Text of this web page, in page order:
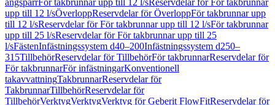
ångspärrFör takbrunnar upp till 12 l/sReservdelar för För takbrunnar
upp till 12 l/sÖverloppReservdelar för ÖverloppFör takbrunnar upp
till 12 l/sReservdelar för För takbrunnar upp till 12 l/sFör takbrunnar
upp till 25 l/sReservdelar för För takbrunnar upp till 25
l/sFästenInfästningssystem d40–200Infästningssystem d250–
315TillbehörReservdelar för TillbehörFör takbrunnarReservdelar för
För takbrunnarFör infästningarKonventionell
takavvattningTakbrunnarReservdelar för
TakbrunnarTillbehörReservdelar för
TillbehörVerktygVerktygVerktyg för Geberit FlowFitReservdelar för